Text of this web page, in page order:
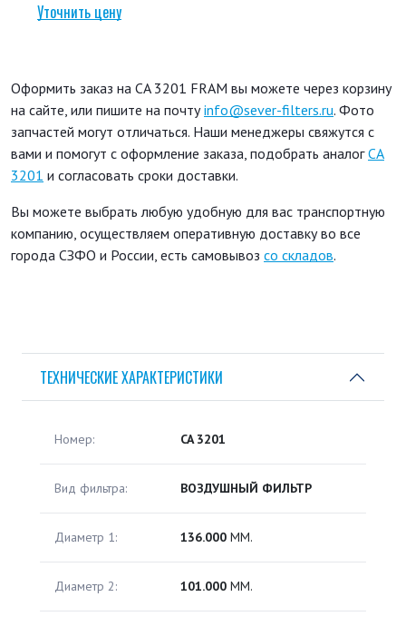
Уточнить цену
Оформить заказ на CA 3201 FRAM вы можете через корзину
на сайте, или пишите на почтуinfo@sever-filters.ru. Фото
запчастей могут отличаться. Наши менеджеры свяжутся с
вами и помогут с оформление заказа, подобрать аналогCA
3201 и согласовать сроки доставки.
Вы можете выбрать любую удобную для вас транспортную
компанию, осуществляем оперативную доставку во все
города СЗФО и России, есть самовывоз со складов.
ТЕХНИЧЕСКИЕ ХАРАКТЕРИСТИКИ
Номер: CA 3201
Вид фильтра: ВОЗДУШНЫЙ ФИЛЬТР
Диаметр 1: 136.000 ММ.
Диаметр 2: 101.000 ММ.